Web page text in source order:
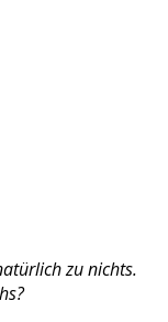
zu nichts.